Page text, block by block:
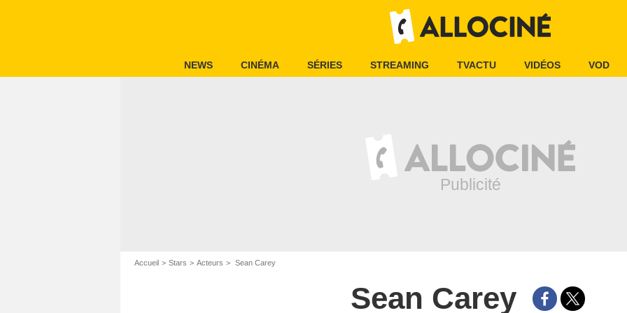
NEWS CINÉMA SÉRIES STREAMING TVACTU VIDÉOS VOD
Accueil Stars Acteurs Sean Carey
Sean Carey